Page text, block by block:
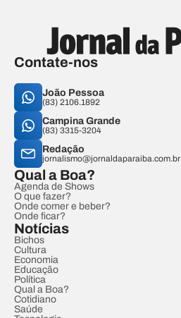
Contate-nos
João Pessoa
(83) 2106.1892
Campina Grande
(83) 3315-3204
Redação
jornalismo@jornaldaparaiba.com.br
Qual a Boa?
Agenda de Shows
O que fazer?
Onde comer e beber?
Onde ficar?
Notícias
Bichos
Cultura
Economia
Educação
Política
Qual a Boa?
Cotidiano
Saúde